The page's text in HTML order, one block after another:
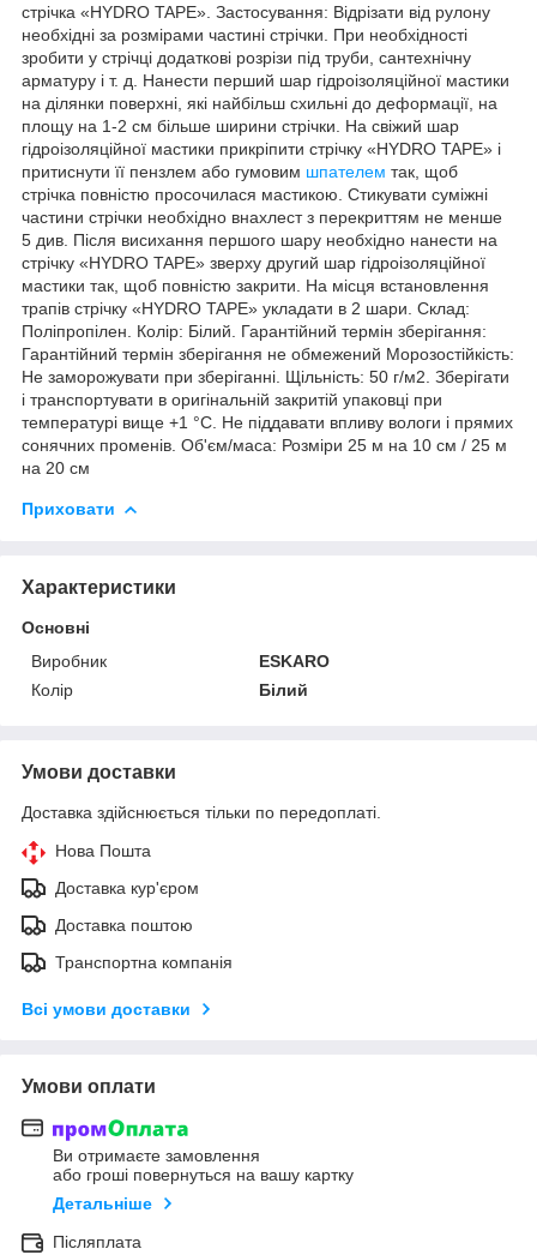
стрічка «HYDRO TAPE». Застосування: Відрізати від рулону
необхідні за розмірами частині стрічки. При необхідності
зробити у стрічці додаткові розрізи під труби, сантехнічну
арматуру і т. д. Нанести перший шар гідроізоляційної мастики
на ділянки поверхні, які найбільш схильні до деформації, на
площу на 1-2 см більше ширини стрічки. На свіжий шар
гідроізоляційної мастики прикріпити стрічку «HYDRO TAPE» і
притиснути її пензлем або гумовим шпателем так, щоб
стрічка повністю просочилася мастикою. Стикувати суміжні
частини стрічки необхідно внахлест з перекриттям не менше
5 див. Після висихання першого шару необхідно нанести на
стрічку «HYDRO TAPE» зверху другий шар гідроізоляційної
мастики так, щоб повністю закрити. На місця встановлення
трапів стрічку «HYDRO TAPE» укладати в 2 шари. Склад:
Поліпропілен. Колір: Білий. Гарантійний термін зберігання:
Гарантійний термін зберігання не обмежений Морозостійкість:
Не заморожувати при зберіганні. Щільність: 50 г/м2. Зберігати
і транспортувати в оригінальній закритій упаковці при
температурі вище +1 °С. Не піддавати впливу вологи і прямих
сонячних променів. Об'єм/маса: Розміри 25 м на 10 см / 25 м
на 20 см
Приховати
Характеристики
Основні
Виробник
ESKARO
Колір
Білий
Умови доставки
Доставка здійснюється тільки по передоплаті.
Нова Пошта
Доставка кур'єром
Доставка поштою
Транспортна компанія
Всі умови доставки
Умови оплати
Ви отримаєте замовлення
або гроші повернуться на вашу картку
Детальніше
Післяплата